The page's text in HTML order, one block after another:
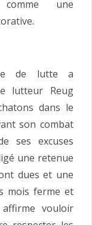
une
de lutte a
lutteur Reug
dans le
son combat
ses excuses
une retenue
dues et une
mois ferme et
vouloir